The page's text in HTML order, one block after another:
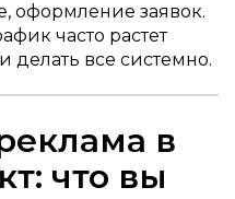
оформление заявок.
часто растет
делать все системно.
в
что вы